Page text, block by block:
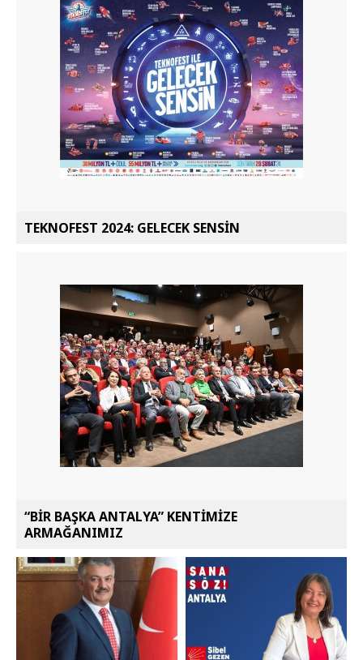
TEKNOFEST 2024: GELECEK SENSİN
“BİR BAŞKA ANTALYA” KENTİMİZE
ARMAĞANIMIZ